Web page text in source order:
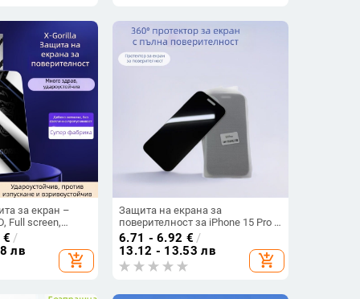
за екран –
Full screen,
€ /
лв
add_shopping_cart
Защита на екрана за
поверителност за iPhone 15 Pro –
четири страни 360°
антишпионираща защита,
предно стъкло
6.71 - 6.92 € /
13.12 - 13.53 лв
add_shopping_cart